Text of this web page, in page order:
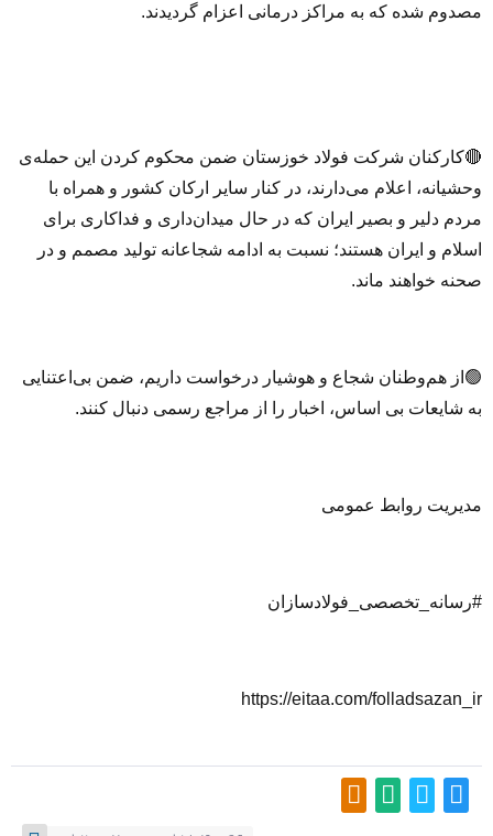
مصدوم شده که به مراکز درمانی اعزام گردیدند.
🔴کارکنان شرکت فولاد خوزستان ضمن محکوم کردن این حمله‌ی
وحشیانه، اعلام می‌دارند، در کنار سایر ارکان کشور و همراه با
مردم دلیر و بصیر ایران که در حال میدان‌داری و فداکاری برای
اسلام و ایران هستند؛ نسبت به ادامه شجاعانه تولید مصمم و در
صحنه خواهند ماند.
🟢از هم‌وطنان شجاع و هوشیار درخواست داریم، ضمن بی‌اعتنایی
به شایعات بی اساس، اخبار را از مراجع رسمی دنبال کنند.
مدیریت روابط عمومی
#رسانه_تخصصی_فولادسازان
https://eitaa.com/folladsazan_ir